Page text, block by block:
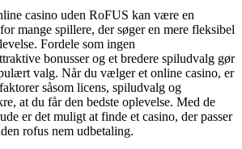
casino uden RoFUS kan være en
mange spillere, der søger en mere fleksibel
Fordele som ingen
bonusser og et bredere spiludvalg gør
valg. Når du vælger et online casino, er
såsom licens, spiludvalg og
at du får den bedste oplevelse. Med de
er det muligt at finde et casino, der passer
rofus nem udbetaling.